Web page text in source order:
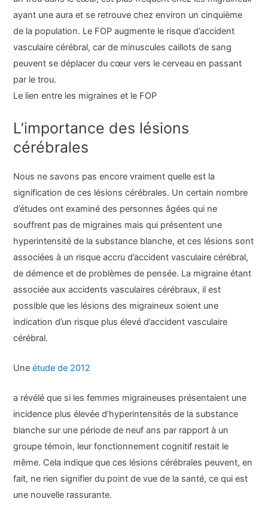
ayant une aura et se retrouve chez environ un cinquième
de la population. Le FOP augmente le risque d’accident
vasculaire cérébral, car de minuscules caillots de sang
peuvent se déplacer du cœur vers le cerveau en passant
par le trou.
Le lien entre les migraines et le FOP
L’importance des lésions
cérébrales
Nous ne savons pas encore vraiment quelle est la
signification de ces lésions cérébrales. Un certain nombre
d’études ont examiné des personnes âgées qui ne
souffrent pas de migraines mais qui présentent une
hyperintensité de la substance blanche, et ces lésions sont
associées à un risque accru d’accident vasculaire cérébral,
de démence et de problèmes de pensée. La migraine étant
associée aux accidents vasculaires cérébraux, il est
possible que les lésions des migraineux soient une
indication d’un risque plus élevé d’accident vasculaire
cérébral.
Uneétude de 2012
a révélé que si les femmes migraineuses présentaient une
incidence plus élevée d’hyperintensités de la substance
blanche sur une période de neuf ans par rapport à un
groupe témoin, leur fonctionnement cognitif restait le
même. Cela indique que ces lésions cérébrales peuvent, en
fait, ne rien signifier du point de vue de la santé, ce qui est
une nouvelle rassurante.